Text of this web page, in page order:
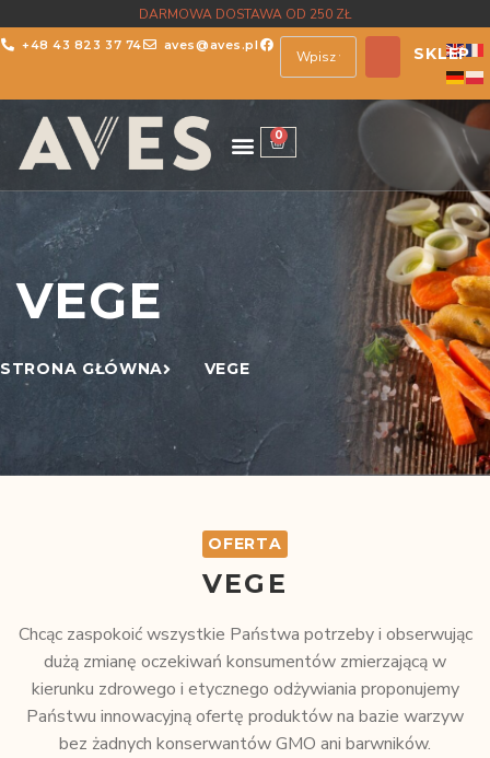
DARMOWA DOSTAWA OD 250 ZŁ
+48 43 823 37 74 aves@aves.pl SKLEP
0
VEGE
STRONA GŁÓWNA VEGE
OFERTA
VEGE
Chcąc zaspokoić wszystkie Państwa potrzeby i obserwując
dużą zmianę oczekiwań konsumentów zmierzającą w
kierunku zdrowego i etycznego odżywiania proponujemy
Państwu innowacyjną ofertę produktów na bazie warzyw
bez żadnych konserwantów GMO ani barwników.